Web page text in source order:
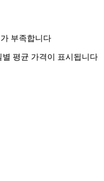
부족합니다
평균 가격이 표시됩니다